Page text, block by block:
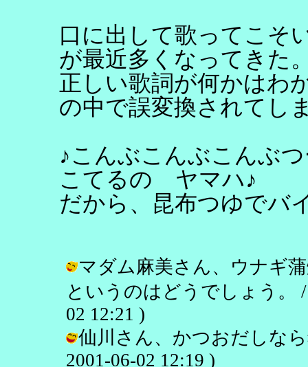
口に出して歌ってこそ
が最近多くなってきた
正しい歌詞が何かはわ
の中で誤変換されてし
♪こんぶこんぶこんぶ
こてるの ヤマハ♪
だから、昆布つゆでバ
マダム麻美さん、ウナギ
というのはどうでしょう。
02 12:21 )
仙川さん、かつおだしな
2001-06-02 12:19 )